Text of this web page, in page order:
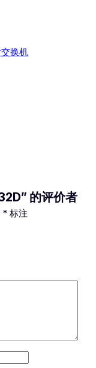
换机
的评价者
* 标注